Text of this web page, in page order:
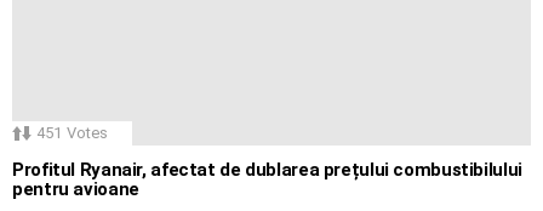
451 Votes
Profitul Ryanair, afectat de dublarea prețului combustibilului
pentru avioane